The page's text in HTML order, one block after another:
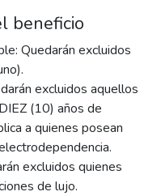
beneficio
Quedarán excluidos
excluidos aquellos
(10) años de
a quienes posean
excluidos quienes
de lujo.